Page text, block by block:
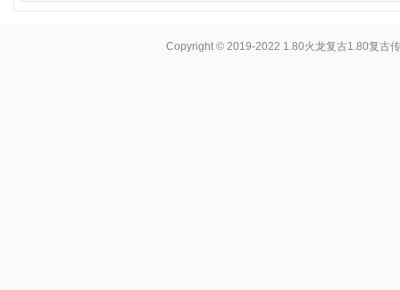
Copyright © 2019-2022 1.80火龙复古1.80复古